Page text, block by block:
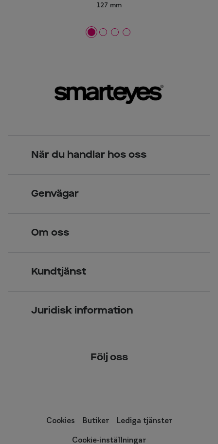
127 mm
När du handlar hos oss
Över 70 butiker
Genvägar
Kontaktlinser
Om oss
Kundtjänst
Juridisk information
Följ oss
Cookies Butiker Lediga tjänster
Cookie-inställningar